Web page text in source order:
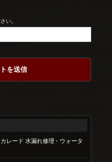
い。
レード 水漏れ修理・ウォータ